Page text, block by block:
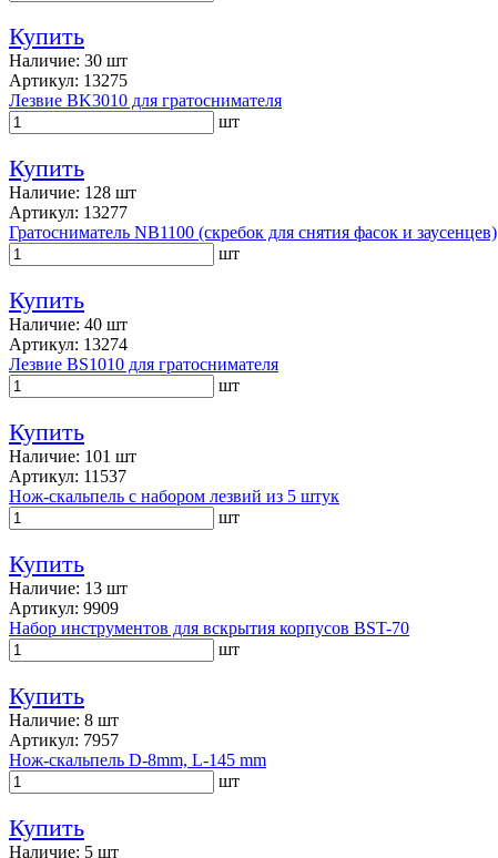
Купить
Наличие: 30 шт
Артикул: 13275
Лезвие BK3010 для гратоснимателя
шт
Купить
Наличие: 128 шт
Артикул: 13277
Гратосниматель NB1100 (скребок для снятия фасок и заусенцев)
шт
Купить
Наличие: 40 шт
Артикул: 13274
Лезвие BS1010 для гратоснимателя
шт
Купить
Наличие: 101 шт
Артикул: 11537
Нож-скальпель с набором лезвий из 5 штук
шт
Купить
Наличие: 13 шт
Артикул: 9909
Набор инструментов для вскрытия корпусов BST-70
шт
Купить
Наличие: 8 шт
Артикул: 7957
Нож-скальпель D-8mm, L-145 mm
шт
Купить
Наличие: 5 шт